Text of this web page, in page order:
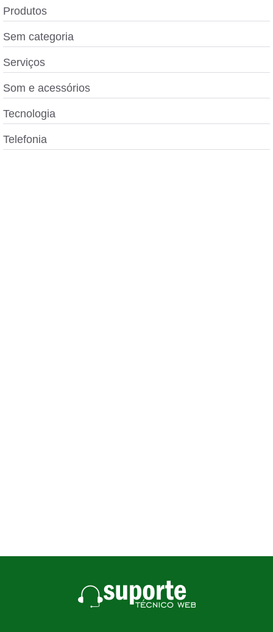
Produtos
Sem categoria
Serviços
Som e acessórios
Tecnologia
Telefonia